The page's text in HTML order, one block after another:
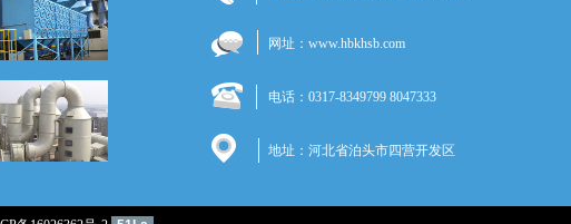
网址：www.hbkhsb.com
电话：0317-8349799 8047333
地址：河北省泊头市四营开发区